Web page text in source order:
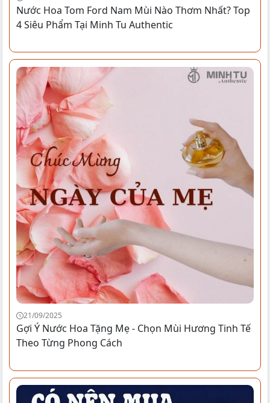
Nước Hoa Tom Ford Nam Mùi Nào Thơm Nhất? Top
4 Siêu Phẩm Tại Minh Tu Authentic
21/09/2025
Gợi Ý Nước Hoa Tặng Mẹ - Chọn Mùi Hương Tinh Tế
Theo Từng Phong Cách